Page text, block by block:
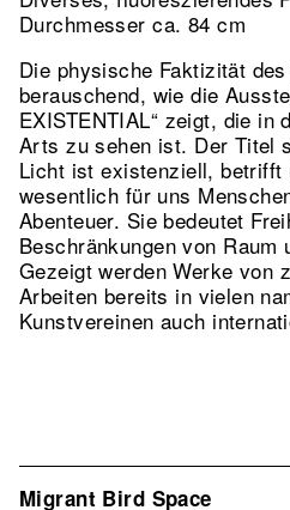
Durchmesser ca. 84 cm
Die physische Faktizität
berauschend, wie die
EXISTENTIAL“ zeigt, die in
Arts zu sehen ist. Der Titel
Licht ist existenziell,
wesentlich für uns
Abenteuer. Sie bedeutet
Beschränkungen von Raum
Gezeigt werden Werke von
Arbeiten bereits in vielen
Kunstvereinen auch
Migrant Bird Space